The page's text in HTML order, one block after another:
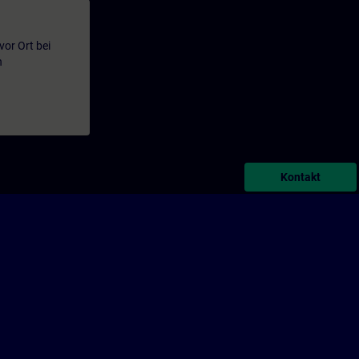
Ort bei
Kontakt